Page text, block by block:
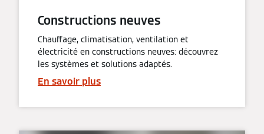
Constructions neuves
Chauffage, climatisation, ventilation et
électricité en constructions neuves: découvrez
les systèmes et solutions adaptés.
En savoir plus